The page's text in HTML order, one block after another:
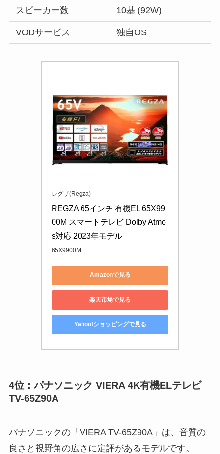
スピーカー数 10基 (92W)
VODサービス 独自OS
レグザ(Regza)
REGZA 65インチ 有機EL 65X99
00M スマートテレビ Dolby Atmo
s対応 2023年モデル
65X9900M
Amazonで見る
楽天市場で見る
Yahoo!ショッピングで見る
4位：パナソニック VIERA 4K有機ELテレビ
TV-65Z90A
パナソニックの「VIERA TV-65Z90A」は、音質の
良さと視野角の広さに定評があるモデルです。